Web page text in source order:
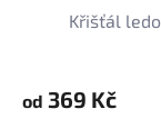
Křišťál
od 369 Kč